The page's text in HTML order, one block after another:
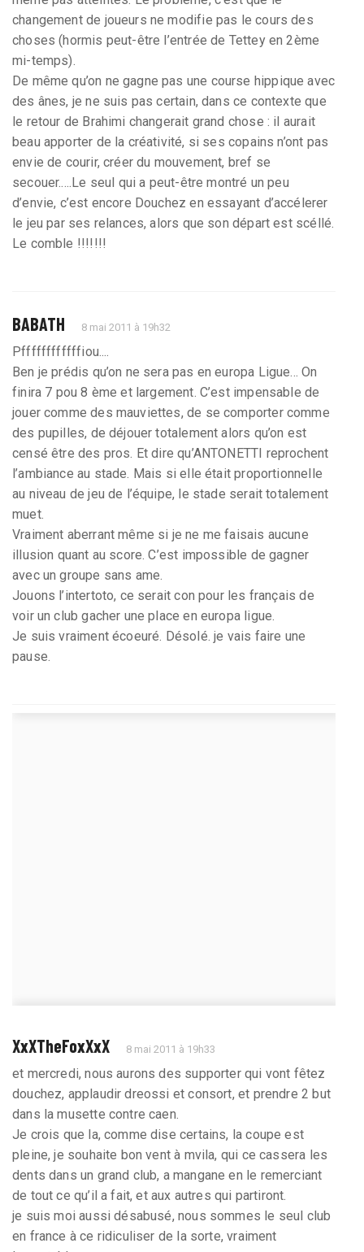
changement de joueurs ne modifie pas le cours des
choses (hormis peut-être l’entrée de Tettey en 2ème
mi-temps).
De même qu’on ne gagne pas une course hippique avec
des ânes, je ne suis pas certain, dans ce contexte que
le retour de Brahimi changerait grand chose : il aurait
beau apporter de la créativité, si ses copains n’ont pas
envie de courir, créer du mouvement, bref se
secouer.....Le seul qui a peut-être montré un peu
d’envie, c’est encore Douchez en essayant d’accélerer
le jeu par ses relances, alors que son départ est scéllé.
Le comble !!!!!!!
BABATH 8 mai 2011 à 19h32
Pffffffffffffiou....
Ben je prédis qu’on ne sera pas en europa Ligue... On
finira 7 pou 8 ème et largement. C’est impensable de
jouer comme des mauviettes, de se comporter comme
des pupilles, de déjouer totalement alors qu’on est
censé être des pros. Et dire qu’ANTONETTI reprochent
l’ambiance au stade. Mais si elle était proportionnelle
au niveau de jeu de l’équipe, le stade serait totalement
muet.
Vraiment aberrant même si je ne me faisais aucune
illusion quant au score. C’est impossible de gagner
avec un groupe sans ame.
Jouons l’intertoto, ce serait con pour les français de
voir un club gacher une place en europa ligue.
Je suis vraiment écoeuré. Désolé. je vais faire une
pause.
XxXTheFoxXxX 8 mai 2011 à 19h33
et mercredi, nous aurons des supporter qui vont fêtez
douchez, applaudir dreossi et consort, et prendre 2 but
dans la musette contre caen.
Je crois que la, comme dise certains, la coupe est
pleine, je souhaite bon vent à mvila, qui ce cassera les
dents dans un grand club, a mangane en le remerciant
de tout ce qu’il a fait, et aux autres qui partiront.
je suis moi aussi désabusé, nous sommes le seul club
en france à ce ridiculiser de la sorte, vraiment